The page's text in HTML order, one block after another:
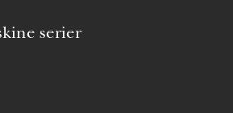
serier